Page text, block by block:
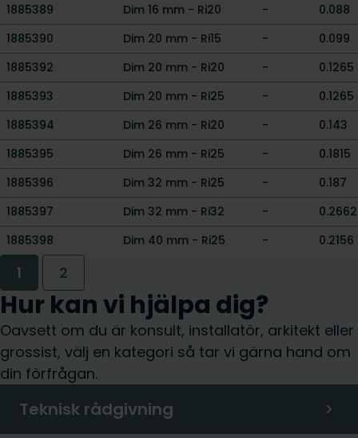
1885389
Dim 16 mm - Ri20 -
0.088
1885390
Dim 20 mm - Ri15 -
0.099
1885392
Dim 20 mm - Ri20 -
0.1265
1885393
Dim 20 mm - Ri25 -
0.1265
1885394
Dim 26 mm - Ri20 -
0.143
1885395
Dim 26 mm - Ri25 -
0.1815
1885396
Dim 32 mm - Ri25 -
0.187
1885397
Dim 32 mm - Ri32 -
0.2662
1885398
Dim 40 mm - Ri25 - 0.2156
1 2
Hur kan vi hjälpa dig?
Oavsett om du är konsult, installatör, arkitekt eller
grossist, välj en kategori så tar vi gärna hand om
din förfrågan.
Teknisk rådgivning